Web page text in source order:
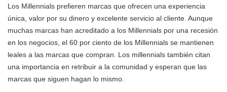
Los Millennials prefieren marcas que ofrecen una experiencia
única, valor por su dinero y excelente servicio al cliente. Aunque
muchas marcas han acreditado a los Millennials por una recesión
en los negocios, el 60 por ciento de los Millennials se mantienen
leales a las marcas que compran. Los millennials también citan
una importancia en retribuir a la comunidad y esperan que las
marcas que siguen hagan lo mismo.